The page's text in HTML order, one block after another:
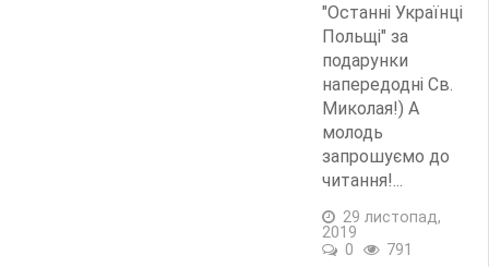
"Останні Українці
Польщі" за
подарунки
напередодні Св.
Миколая!) А
молодь
запрошуємо до
читання!...
29 листопад,
2019
0
791